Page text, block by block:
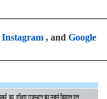
Instagram, and Google